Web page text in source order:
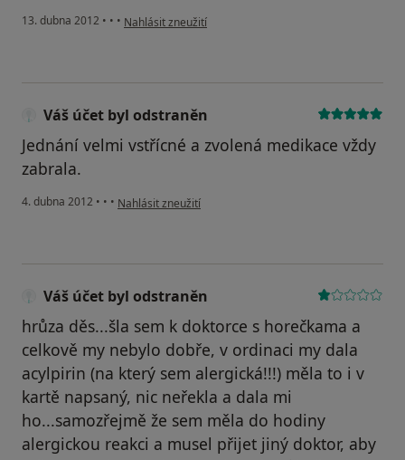
13. dubna 2012 • • • podle názoru uživatele Váš účet byl odstraněn
Nahlásit zneužití
Váš účet byl odstraněn
Jednání velmi vstřícné a zvolená medikace vždy
zabrala.
4. dubna 2012 • • • podle názoru uživatele Váš účet byl odstraněn
Nahlásit zneužití
Váš účet byl odstraněn
hrůza děs...šla sem k doktorce s horečkama a
celkově my nebylo dobře, v ordinaci my dala
acylpirin (na který sem alergická!!!) měla to i v
kartě napsaný, nic neřekla a dala mi
ho...samozřejmě že sem měla do hodiny
alergickou reakci a musel přijet jiný doktor, aby